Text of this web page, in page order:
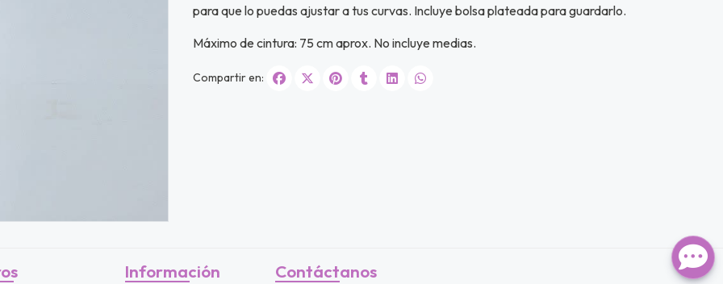
para que lo puedas ajustar a tus curvas. Incluye bolsa plateada para guardarlo.
Máximo de cintura: 75 cm aprox. No incluye medias.
Compartir en:
Información Contáctanos